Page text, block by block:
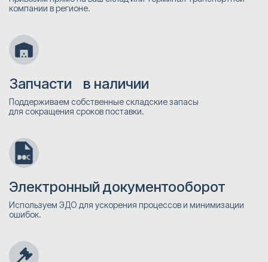
компании в регионе.
Запчасти в наличии
Поддерживаем собственные складские запасы
для сокращения сроков поставки.
Электронный документооборот
Используем ЭДО для ускорения процессов и минимизации
ошибок.